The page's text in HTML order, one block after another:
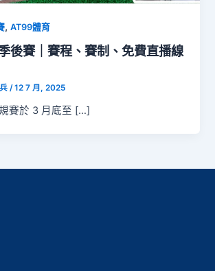
,AT99體育
後賽｜賽程、賽制、免費直播線
/12 7 月, 2025
賽於 3 月底至 […]